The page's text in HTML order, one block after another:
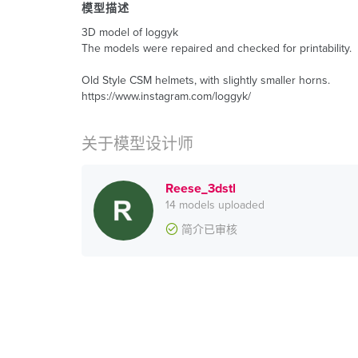
模型描述
3D model of loggyk
The models were repaired and checked for printability.
Old Style CSM helmets, with slightly smaller horns.
https://www.instagram.com/loggyk/
关于模型设计师
Reese_3dstl
14 models uploaded
简介已审核